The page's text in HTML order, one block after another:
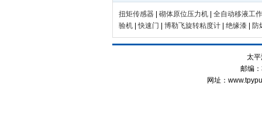
扭矩传感器 砌体原位压力机 全自动移液工
验机 |快速门 博勒飞旋转粘度计 绝缘漆 防
太
邮编
网址：